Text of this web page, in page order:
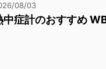
08/03
中症計のおすすめ